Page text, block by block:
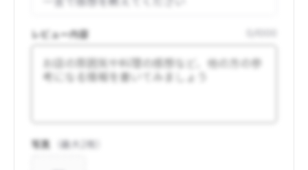
レビュー内容
写真 （最大 枚）